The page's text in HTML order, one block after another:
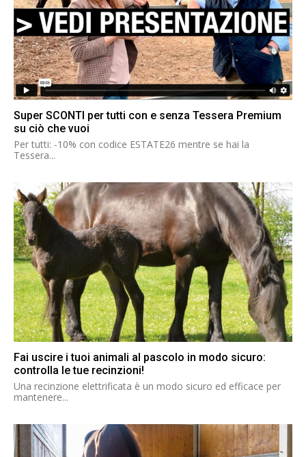
Super SCONTI per tutti con e senza Tessera Premium
su ciò che vuoi
Per tutti: -10% con codice ESTATE26 mentre se hai la
Tessera...
Fai uscire i tuoi animali al pascolo in modo sicuro:
controlla le tue recinzioni!
Una recinzione elettrificata è un modo sicuro ed efficace per
mantenere...